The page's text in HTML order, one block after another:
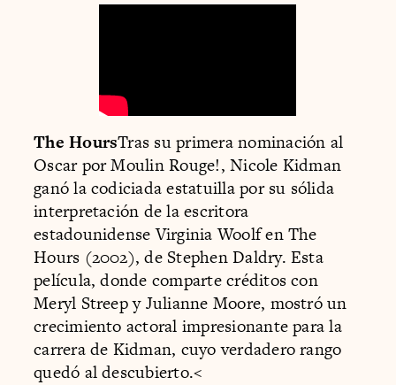
The HoursTras su primera nominación al
Oscar por Moulin Rouge!, Nicole Kidman
ganó la codiciada estatuilla por su sólida
interpretación de la escritora
estadounidense Virginia Woolf en The
Hours (2002), de Stephen Daldry. Esta
película, donde comparte créditos con
Meryl Streep y Julianne Moore, mostró un
crecimiento actoral impresionante para la
carrera de Kidman, cuyo verdadero rango
quedó al descubierto.<